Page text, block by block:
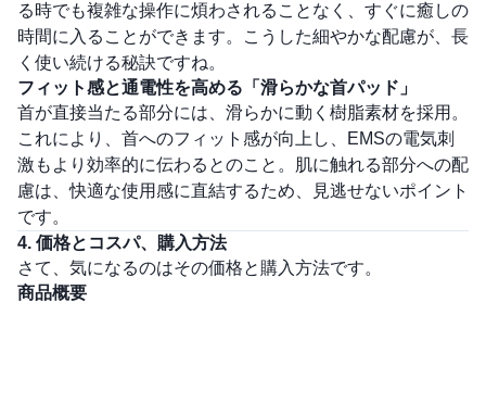
る時でも複雑な操作に煩わされることなく、すぐに癒しの
時間に入ることができます。こうした細やかな配慮が、長
く使い続ける秘訣ですね。
フィット感と通電性を高める「滑らかな首パッド」
首が直接当たる部分には、滑らかに動く樹脂素材を採用。
これにより、首へのフィット感が向上し、EMSの電気刺
激もより効率的に伝わるとのこと。肌に触れる部分への配
慮は、快適な使用感に直結するため、見逃せないポイント
です。
4. 価格とコスパ、購入方法
さて、気になるのはその価格と購入方法です。
商品概要